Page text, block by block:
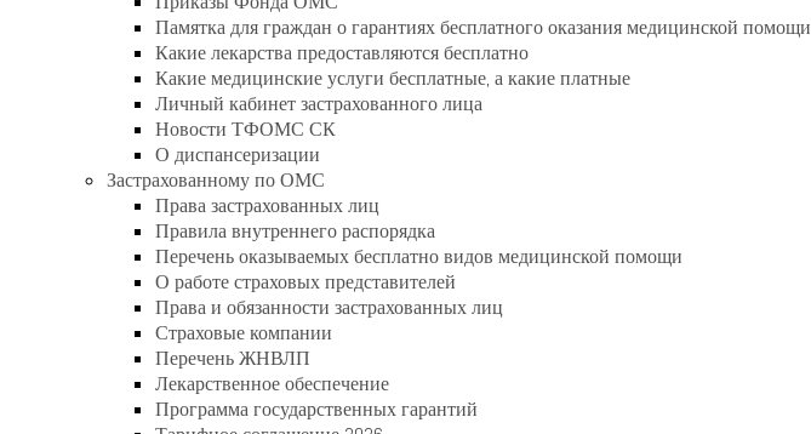
Памятка для граждан о гарантиях бесплатного оказания медицинской помощи
Какие лекарства предоставляются бесплатно
Какие медицинские услуги бесплатные, а какие платные
Личный кабинет застрахованного лица
Новости ТФОМС СК
О диспансеризации
Застрахованному по ОМС
Права застрахованных лиц
Правила внутреннего распорядка
Перечень оказываемых бесплатно видов медицинской помощи
О работе страховых представителей
Права и обязанности застрахованных лиц
Страховые компании
Перечень ЖНВЛП
Лекарственное обеспечение
Программа государственных гарантий